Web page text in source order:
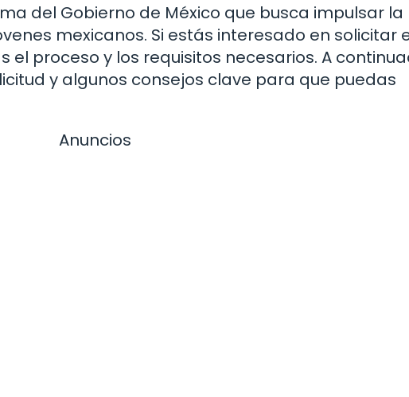
del Gobierno de México que busca impulsar la
mexicanos. Si estás interesado en solicitar
proceso y los requisitos necesarios. A
y algunos consejos clave para que puedas
Anuncios